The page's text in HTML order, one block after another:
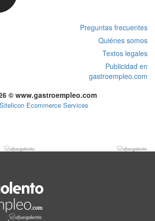
Preguntas frecuentes
Quiénes somos
Textos legales
Publicidad en
gastroempleo.com
© www.gastroempleo.com
Sitelicon Ecommerce Services